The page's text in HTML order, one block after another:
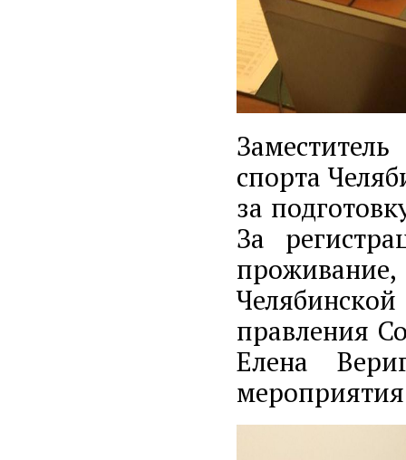
спорта
за
За
правления
Елена